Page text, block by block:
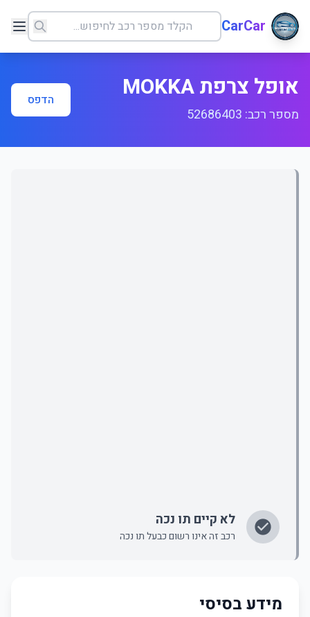
CarCar
אופל צרפת MOKKA
מספר רכב: 52686403
הדפס
לא קיים תו נכה
רכב זה אינו רשום כבעל תו נכה
מידע בסיסי